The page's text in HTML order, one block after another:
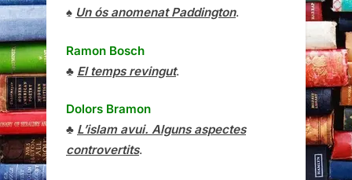
♠ Un ós anomenat Paddington.
Ramon Bosch
♣ El temps revingut.
Dolors Bramon
♣ L’islam avui. Alguns aspectes
controvertits.